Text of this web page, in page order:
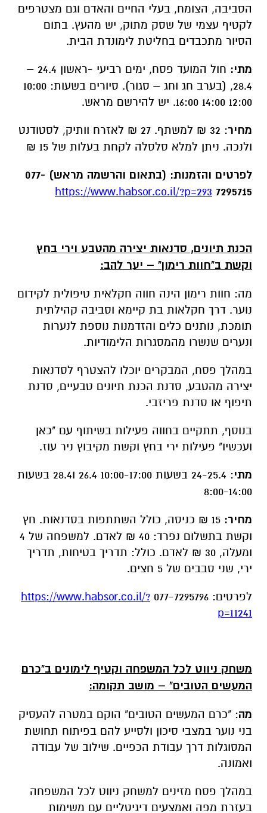
הסביבה, הצומח, בעלי החיים והאדם וגם מצטרפים
לקטיף עצמי של שסק מתוק, יש מהעץ. בתום
הסיור מתכבדים בחליטת לימונדת הבית.
מתי:
חול המועד פסח, ימים רביעי -ראשון 24.4 –
28.4, (בערב חג וחג – סגור). סיורים בשעות: 10:00
12:00 14:00 16:00. יש להירשם מראש.
מחיר
: 32 ₪ למשתף. 27 ₪ לאזרח וותיק, לסטודנט
ולנכה. ניתן למלא סלסלה לקחת בעלות של 15 ₪
לפרטים והזמנות: (בתאום והרשמה מראש) 077-
7295715
https://www.habsor.co.il/?p=293
הכנת תיונים, סדנאות יצירה מהטבע וירי בחץ
וקשת ב"חוות רימון" – יער להב:
מה: חוות רימון הינה חווה חקלאית טיפולית לקידום
נוער. דרך חקלאות בת קיימא וסביבה קהילתית
תומכת, נותנים כלים והזדמנות נוספת לנערות
ונערים שנשרו מהמסגרות הלימודיות.
במהלך פסח, המבקרים יוכלו להצטרף לסדנאות
יצירה מהטבע, סדנת הכנת תיונים טבעיים, סדנת
תיפוף או סדנת פריזבי.
בנוסף, תתקיים בחווה פעילות בשיתוף עם "כאן
ועכשיו" פעילות ירי בחץ וקשת מקיבוץ ניר עוז.
מתי
: 24-25.4 בשעות 10:00-17:00 26.4 ו28.4 בשעות
8:00-14:00
מחיר:
15 ₪ כניסה, כולל השתתפות בסדנאות. חץ
וקשת בתשלום נפרד: 40 ₪ לאדם. למשפחה של 4
ומעלה, 30 ₪ לאדם. כולל: תדריך בטיחות, תדריך
ירי, שני סבבים של 5 חצים.
לפרטים: 077-7295796
https://www.habsor.co.il/?
p=11241
משחק ניווט לכל המשפחה וקטיף לימונים ב"כרם
המעשים הטובים" – מושב תקומה:
מה: "כרם המעשים הטובים" הוקם במטרה להעסיק
בני נוער במצבי סיכון ולסייע להם בפיתוח תחושת
המסוגלות דרך עבודת הכפיים. שילוב של עבודה
ואמונה.
במהלך פסח מזינים למשחק ניווט לכל המשפחה
בעזרת מפה ואמצעים דיגיטליים עם משימות